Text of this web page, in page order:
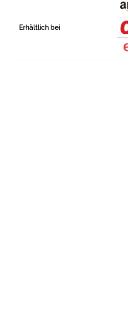
Erhältlich bei